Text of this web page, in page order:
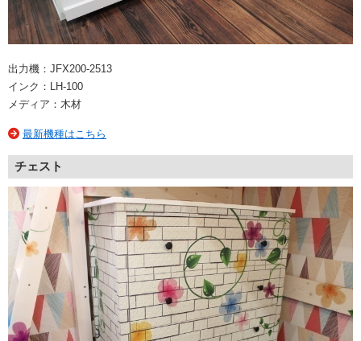
出力機：JFX200-2513
インク：LH-100
メディア：木材
最新機種はこちら
チェスト